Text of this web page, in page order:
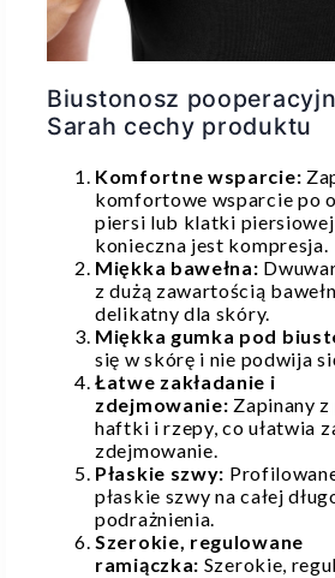
Biustonosz
Sarah cechy produktu
Komfortne wsparcie:
komfortowe wsparcie po
piersi lub klatki
konieczna jest kompresja.
Miękka bawełna:
z dużą zawartością
delikatny dla skóry.
Miękka gumka pod
się w skórę i nie podwija
Łatwe zakładanie i
zdejmowanie: Zapinany
haftki i rzepy, co ułatwia
zdejmowanie.
Płaskie szwy:
płaskie szwy na całej
podrażnienia.
Szerokie, regulowane
ramiączka: Szerokie,